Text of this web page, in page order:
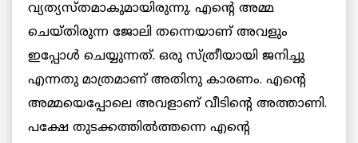
വ്യത്യസ്തമാകുമായിരുന്നു. എന്റെ അമ്മ
ചെയ്തിരുന്ന ജോലി തന്നെയാണ് അവളും
ഇപ്പോള്‍ ചെയ്യുന്നത്. ഒരു സ്ത്രീയായി ജനിച്ചു
എന്നതു മാത്രമാണ് അതിനു കാരണം. എന്റെ
അമ്മയെപ്പോലെ അവളാണ് വീടിന്റെ അത്താണി.
പക്ഷേ തുടക്കത്തില്‍ത്തന്നെ എന്റെ